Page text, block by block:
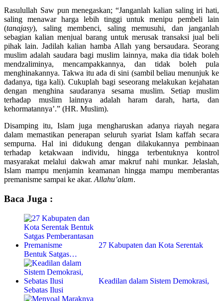
Rasulullah Saw pun menegaskan; “Janganlah kalian saling iri hati,
saling menawar harga lebih tinggi untuk menipu pembeli lain
(tanajasy), saling membenci, saling memusuhi, dan janganlah
sebagian kalian menjual barang untuk merusak transaksi jual beli
pihak lain. Jadilah kalian hamba Allah yang bersaudara. Seorang
muslim adalah saudara bagi muslim lainnya, maka dia tidak boleh
mendzaliminya, mencampakkannya, dan tidak boleh pula
menghinakannya. Takwa itu ada di sini (sambil beliau menunjuk ke
dadanya, tiga kali). Cukuplah bagi seseorang melakukan kejahatan
dengan menghina saudaranya sesama muslim. Setiap muslim
terhadap muslim lainnya adalah haram darah, harta, dan
kehormatannya’.” (HR. Muslim).
Disamping itu, Islam juga mengharuskan adanya riayah negara
dalam memastikan penerapan seluruh syariat Islam kaffah secara
sempurna. Hal ini didukung dengan dilakukannya pembinaan
terhadap ketakwaan individu, hingga terbentuknya kontrol
masyarakat melalui dakwah amar makruf nahi munkar. Jelaslah,
Islam mampu menjamin keamanan hingga mampu memberantas
premanisme sampai ke akar. Allahu’alam.
Baca Juga :
27 Kabupaten dan Kota Serentak
Bentuk Satgas…
Keadilan dalam Sistem Demokrasi,
Sebatas Ilusi